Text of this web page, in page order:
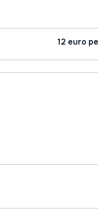
12 euro